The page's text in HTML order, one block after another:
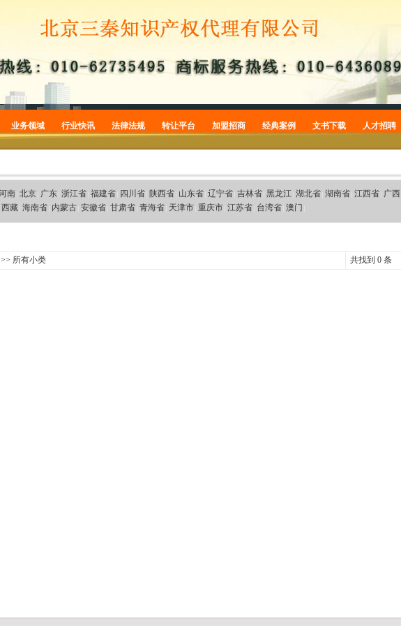
业务领域
商标服务
版权服务
法律服务
行业快讯 法律法规
商标
版权
常识
转让平台
商标转让
加盟招商
加盟招商
经典案例
商标案例
版权案例
商标公告
文书下载
商标申请
版权登记
人才招聘
南 北京 广东 浙江省 福建省 四川省 陕西省 山东省 辽宁省 吉林省 黑龙江| 湖北省 湖南省 江西省 广西
西藏| 海南省 内蒙古 安徽省 甘肃省 青海省 天津市 重庆市 江苏省 台湾省 澳门
所有小类 共找到 0 条